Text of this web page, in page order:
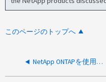
このページのトップへ
NetApp ONTAPを使用したOpenStack Cinderにおいてスナップショットのリバート後にLUNマッピングが復元されない